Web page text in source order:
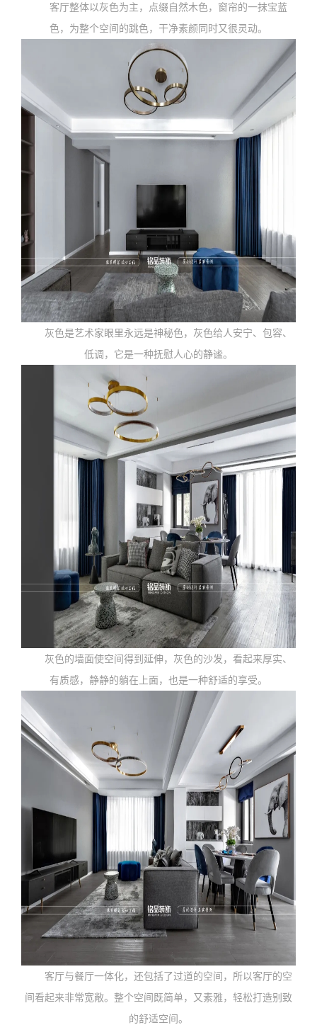
客厅整体以灰色为主，点缀自然木色，窗帘的一抹宝蓝
色，为整个空间的跳色，干净素颜同时又很灵动。
灰色是艺术家眼里永远是神秘色，灰色给人安宁、包容、
低调，它是一种抚慰人心的静谧。
灰色的墙面使空间得到延伸，灰色的沙发，看起来厚实、
有质感，静静的躺在上面，也是一种舒适的享受。
客厅与餐厅一体化，还包括了过道的空间，所以客厅的空
间看起来非常宽敞。整个空间既简单，又素雅，轻松打造别致
的舒适空间。